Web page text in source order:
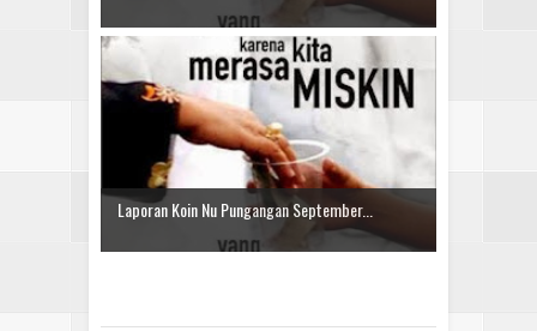
Laporan Koin Nu Pungangan September...